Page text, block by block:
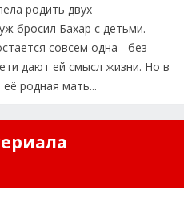
родить двух
бросил Бахар с детьми.
совсем одна - без
дают ей смысл жизни. Но в
родная мать...